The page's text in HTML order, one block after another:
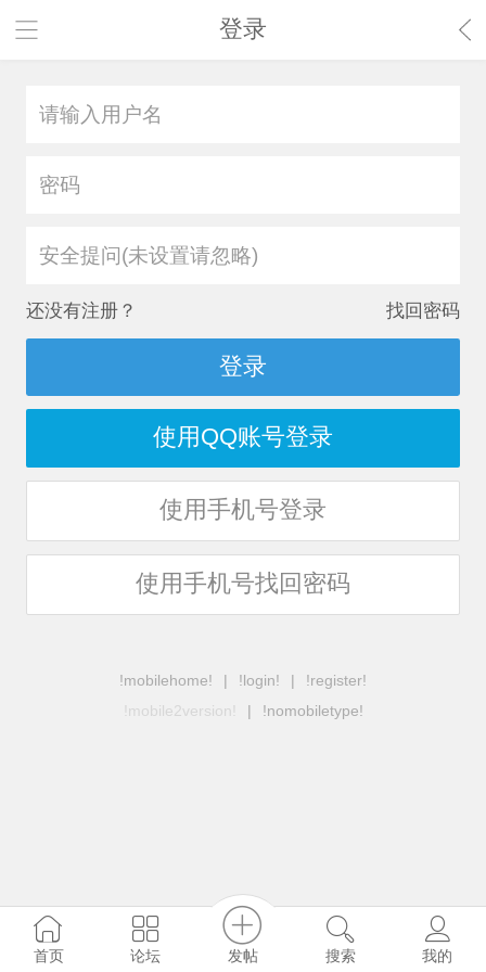
登录
安全提问(未设置请忽略)
还没有注册？ 找回密码
登录
使用QQ账号登录
使用手机号登录
使用手机号找回密码
!mobilehome! | !login! |
!register!
!mobile2version!
| !nomobiletype!
首页 论坛 发帖 搜索 我的